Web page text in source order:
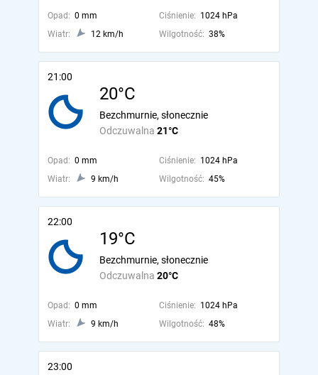
Opad: 0 mm Ciśnienie: 1024 hPa
Wiatr:
12 km/h Wilgotność: 38%
21:00
20°C
Odczuwalna 21°C
Bezchmurnie, słonecznie
Opad: 0 mm Ciśnienie: 1024 hPa
Wiatr:
9 km/h Wilgotność: 45%
22:00
19°C
Odczuwalna 20°C
Bezchmurnie, słonecznie
Opad: 0 mm Ciśnienie: 1024 hPa
Wiatr:
9 km/h Wilgotność: 48%
23:00